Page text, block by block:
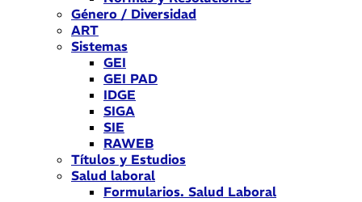
Género / Diversidad
ART
Sistemas
GEI
GEI PAD
IDGE
SIGA
SIE
RAWEB
Títulos y Estudios
Salud laboral
Formularios. Salud Laboral